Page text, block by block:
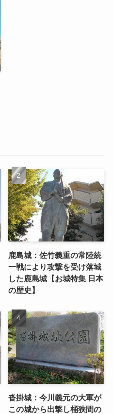
鹿島城：佐竹義重の常陸統
一戦により攻撃を受け落城
した鹿島城【お城特集 日本
の歴史】
沓掛城：今川義元の大軍が
この城から出撃し桶狭間の